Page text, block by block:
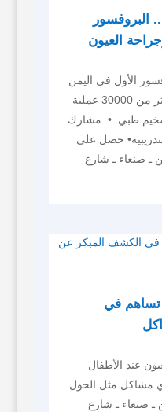
البروفسور
العيون
الأول في اليمن
في طب وجراحة العيون• نفذ أكثر من 30000 عملية
شارك بأكثر من 150 مخيم طبي • مشارك
حصل على
ـ صنعاء ـ شارع
تساهم في
عند الأطفال
مشاكل مثل الحول
ـ صنعاء ـ شارع